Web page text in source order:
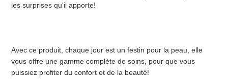
NOUVELLES
DEMANDEZ
UN
les surprises qu'il apporte!
Avec ce produit, chaque jour est un festin pour la peau, elle
vous offre une gamme complète de soins, pour que vous
puissiez profiter du confort et de la beauté!